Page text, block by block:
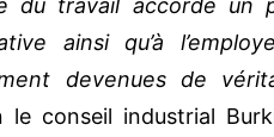
du travail accorde un
ainsi qu’à
devenues de
le conseil industrial